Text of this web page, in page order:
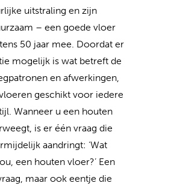
uitstraling en zijn
– een goede vloer
50 jaar mee. Doordat er
mogelijk is wat betreft de
en afwerkingen,
geschikt voor iedere
Wanneer u een houten
is er één vraag die
aandringt: ‘Wat
een houten vloer?’ Een
maar ook eentje die